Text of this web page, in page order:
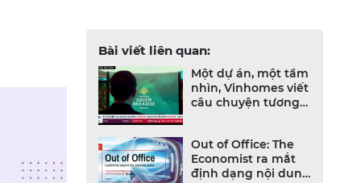
Bài viết liên quan:
Một dự án, một tầm
nhìn, Vinhomes viết
câu chuyện tương
Out of Office: The
Economist ra mắt
định dạng nội dung